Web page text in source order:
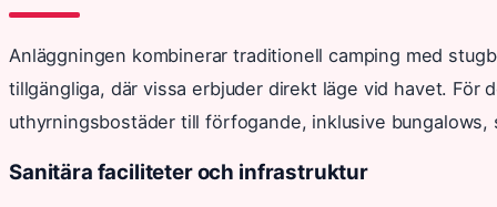
Anläggningen kombinerar traditionell camping med
tillgängliga, där vissa erbjuder direkt läge vid havet. För
uthyrningsbostäder till förfogande, inklusive
Sanitära faciliteter och infrastruktur